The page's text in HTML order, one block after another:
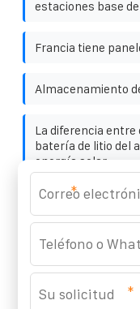
estaciones base
Francia tiene
Almacenamiento
La diferencia entre
batería de litio del
energía solar
Generación de
Cubierta
*
*